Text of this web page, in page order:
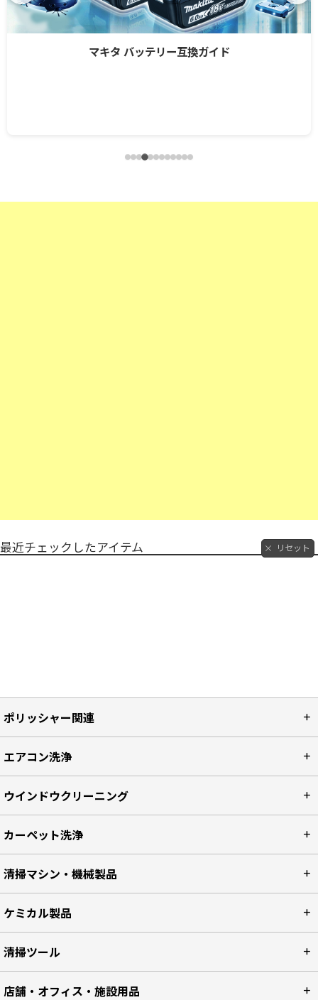
マキタ バッテリー互換ガイド
最近チェックしたアイテム リセット
ポリッシャー関連
エアコン洗浄
ウインドウクリーニング
カーペット洗浄
清掃マシン・機械製品
ケミカル製品
清掃ツール
店舗・オフィス・施設用品